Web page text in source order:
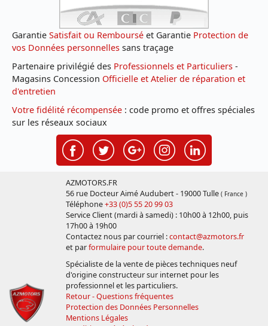
Garantie Satisfait ou Remboursé et Garantie Protection de
vos Données personnelles sans traçage
Partenaire privilégié des Professionnels et Particuliers -
Magasins Concession Officielle et Atelier de réparation et
d'entretien
Votre fidélité récompensée : code promo et offres spéciales
sur les réseaux sociaux
AZMOTORS.FR
56 rue Docteur Aimé Audubert - 19000 Tulle ( France )
Téléphone+33 (0)5 55 20 99 03
Service Client (mardi à samedi) : 10h00 à 12h00, puis
17h00 à 19h00
Contactez nous par courriel :contact@azmotors.fr
et parformulaire pour toute demande.
Spécialiste de la vente de pièces techniques neuf
d'origine constructeur sur internet pour les
professionnel et les particuliers.
Retour - Questions fréquentes
Protection des Données Personnelles
Mentions Légales